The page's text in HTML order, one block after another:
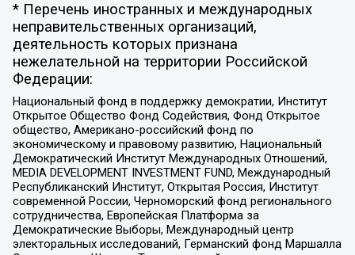
* Перечень иностранных и международных
неправительственных организаций,
деятельность которых признана
нежелательной на территории Российской
Федерации:
Национальный фонд в поддержку демократии, Институт
Открытое Общество Фонд Содействия, Фонд Открытое
общество, Американо-российский фонд по
экономическому и правовому развитию, Национальный
Демократический Институт Международных Отношений,
MEDIA DEVELOPMENT INVESTMENT FUND, Международный
Республиканский Институт, Открытая Россия, Институт
современной России, Черноморский фонд регионального
сотрудничества, Европейская Платформа за
Демократические Выборы, Международный центр
электоральных исследований, Германский фонд Маршалла